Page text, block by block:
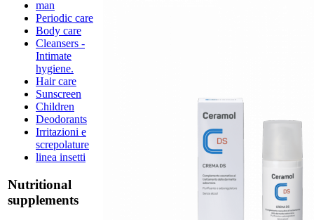
man
Periodic care
Body care
Cleansers -
Intimate
hygiene.
Hair care
Sunscreen
Children
Deodorants
Irritazioni e
screpolature
linea insetti
Nutritional
supplements